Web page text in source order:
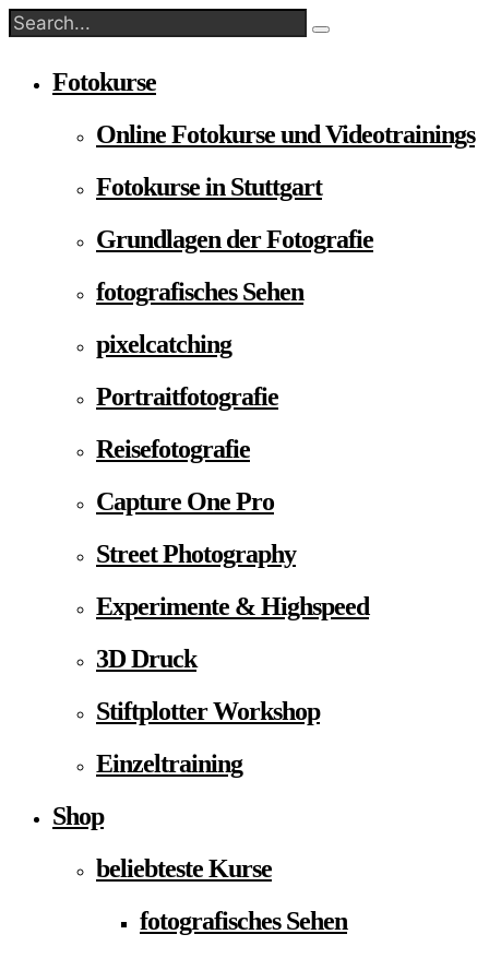
Fotokurse
Online Fotokurse und Videotrainings
Fotokurse in Stuttgart
Grundlagen der Fotografie
fotografisches Sehen
pixelcatching
Portraitfotografie
Reisefotografie
Capture One Pro
Street Photography
Experimente & Highspeed
3D Druck
Stiftplotter Workshop
Einzeltraining
Shop
beliebteste Kurse
fotografisches Sehen